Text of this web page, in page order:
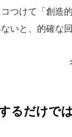
つけて「創造
いと、的確な
るだけで